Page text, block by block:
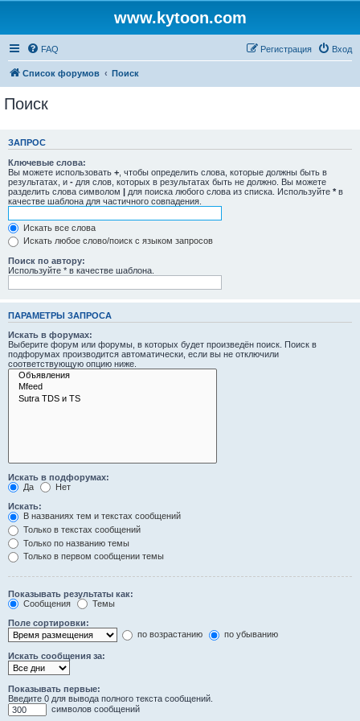
www.kytoon.com
FAQ Вход
Регистрация
Список форумов Поиск
Поиск
ЗАПРОС
Ключевые слова:
Вы можете использовать + , чтобы определить слова, которые должны быть в
результатах, и - для слов, которых в результатах быть не должно. Вы можете
разделить слова символом | для поиска любого слова из списка. Используйте * в
качестве шаблона для частичного совпадения.
Искать все слова
Искать любое слово/поиск с языком запросов
Поиск по автору:
Используйте * в качестве шаблона.
ПАРАМЕТРЫ ЗАПРОСА
Искать в форумах:
Выберите форум или форумы, в которых будет произведён поиск. Поиск в
подфорумах производится автоматически, если вы не отключили
соответствующую опцию ниже.
Искать в подфорумах:
Да
Нет
Искать:
В названиях тем и текстах сообщений
Только в текстах сообщений
Только по названию темы
Только в первом сообщении темы
Показывать результаты как:
Сообщения
Темы
Поле сортировки:
по возрастанию
по убыванию
Искать сообщения за:
Показывать первые:
Введите 0 для вывода полного текста сообщений.
символов сообщений